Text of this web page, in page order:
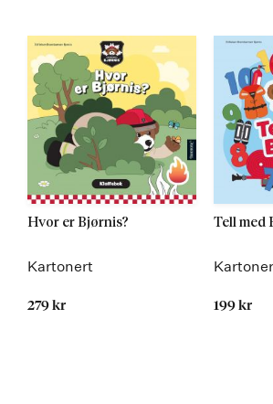
Hvor er Bjørnis?
Kartonert
279 kr
Tell med
199 kr